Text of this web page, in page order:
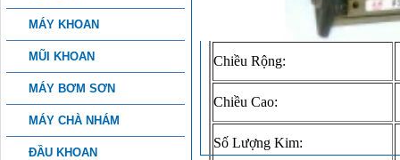
MÁY KHOAN
MŨI KHOAN
MÁY BƠM SƠN
MÁY CHÀ NHÁM
ĐẦU KHOAN
Chiều Rộng:
Chiều Cao:
Số Lượng Kim: